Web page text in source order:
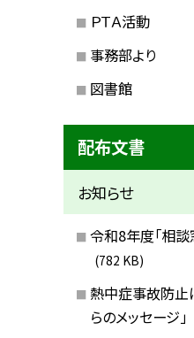
ＰＴＡ活動
事務部より
図書館
配布文書
お知らせ
令和8年度「相談
(782 KB)
熱中症事故防止
らのメッセージ」